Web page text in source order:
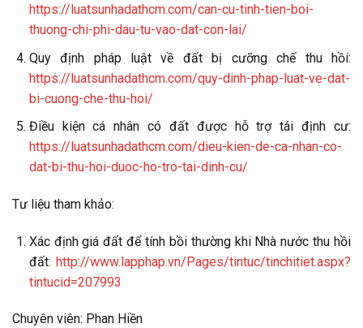
https://luatsunhadathcm.com/can-cu-tinh-tien-boi-
thuong-chi-phi-dau-tu-vao-dat-con-lai/
Quy định pháp luật về đất bị cưỡng chế thu hồi:
https://luatsunhadathcm.com/quy-dinh-phap-luat-ve-dat-
bi-cuong-che-thu-hoi/
Điều kiện cá nhân có đất được hỗ trợ tái định cư:
https://luatsunhadathcm.com/dieu-kien-de-ca-nhan-co-
dat-bi-thu-hoi-duoc-ho-tro-tai-dinh-cu/
Tư liệu tham khảo:
Xác định giá đất để tính bồi thường khi Nhà nước thu hồi
đất: http://www.lapphap.vn/Pages/tintuc/tinchitiet.aspx?
tintucid=207993
Chuyên viên: Phan Hiền